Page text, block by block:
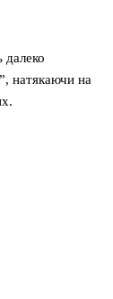
далеко
натякаючи на